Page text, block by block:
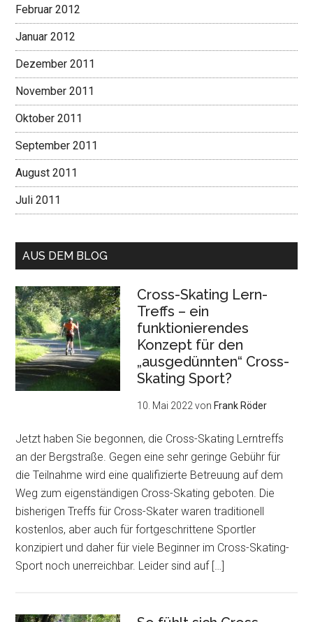
Februar 2012
Januar 2012
Dezember 2011
November 2011
Oktober 2011
September 2011
August 2011
Juli 2011
AUS DEM BLOG
Cross-Skating Lern-
Treffs – ein
funktionierendes
Konzept für den
„ausgedünnten“ Cross-
Skating Sport?
10. Mai 2022von Frank Röder
Jetzt haben Sie begonnen, die Cross-Skating Lerntreffs
an der Bergstraße. Gegen eine sehr geringe Gebühr für
die Teilnahme wird eine qualifizierte Betreuung auf dem
Weg zum eigenständigen Cross-Skating geboten. Die
bisherigen Treffs für Cross-Skater waren traditionell
kostenlos, aber auch für fortgeschrittene Sportler
konzipiert und daher für viele Beginner im Cross-Skating-
Sport noch unerreichbar. Leider sind auf […]